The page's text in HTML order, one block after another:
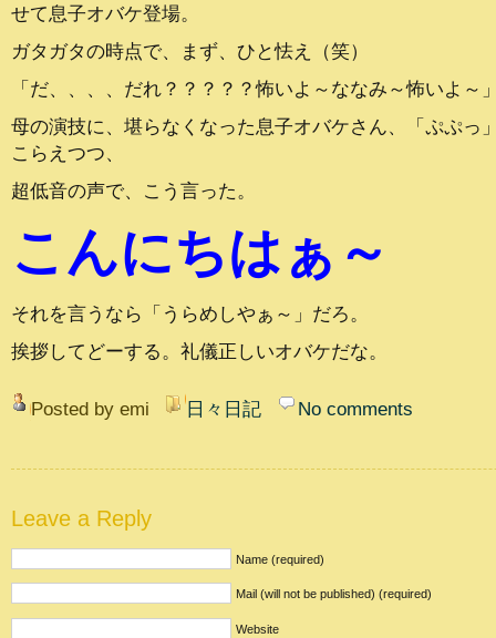
せて息子オバケ登場。
ガタガタの時点で、まず、ひと怯え（笑）
「だ、、、、だれ？？？？？怖いよ～ななみ～怖いよ～
母の演技に、堪らなくなった息子オバケさん、「ぷぷっ
こらえつつ、
超低音の声で、こう言った。
こんにちはぁ～
それを言うなら「うらめしやぁ～」だろ。
挨拶してどーする。礼儀正しいオバケだな。
Posted by emi 日々日記 No comments
Leave a Reply
Name (required)
Mail (will not be published) (required)
Website